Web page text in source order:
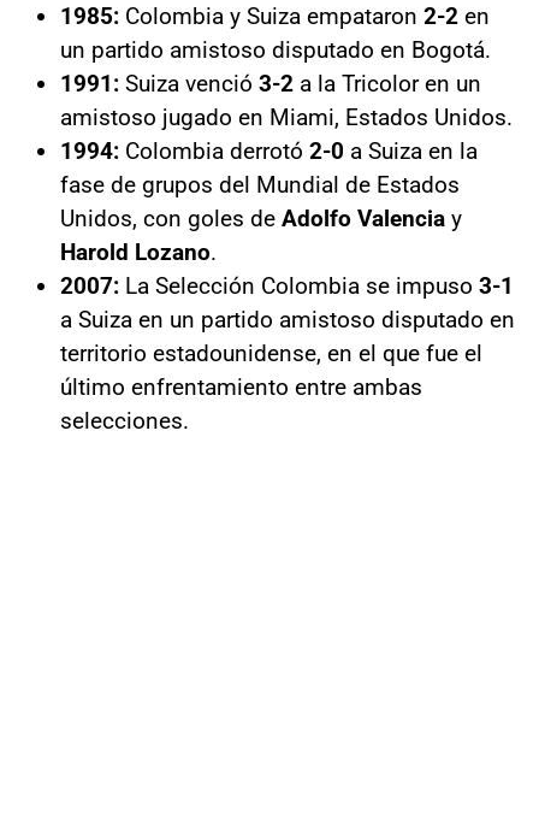
1985: Colombia y Suiza empataron 2-2 en
un partido amistoso disputado en Bogotá.
1991: Suiza venció 3-2 a la Tricolor en un
amistoso jugado en Miami, Estados Unidos.
1994: Colombia derrotó 2-0 a Suiza en la
fase de grupos del Mundial de Estados
Unidos, con goles de Adolfo Valencia y
Harold Lozano.
2007: La Selección Colombia se impuso 3-1
a Suiza en un partido amistoso disputado en
territorio estadounidense, en el que fue el
último enfrentamiento entre ambas
selecciones.